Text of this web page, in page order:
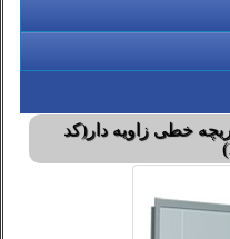
خطی زاویه دار(کد